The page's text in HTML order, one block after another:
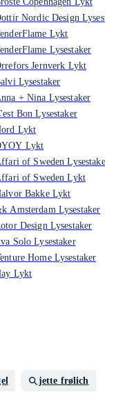
Nordic Design
Lykt
Lysestaker
Jernverk Lykt
Lysestaker
+ Nina Lysestaker
Bon Lysestaker
Lykt
Lykt
of Sweden Lysestaker
of Sweden Lykt
Bakke Lykt
Amsterdam Lysestaker
Design Lysestaker
Solo Lysestaker
Home Lysestaker
Lykt
jette frølich